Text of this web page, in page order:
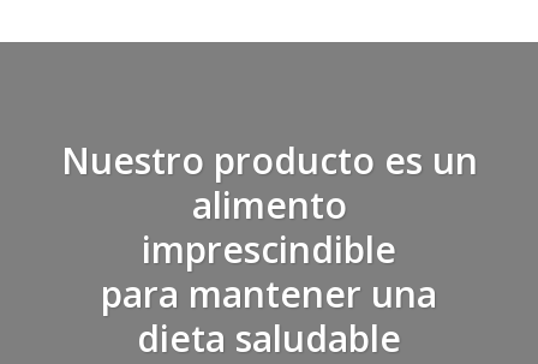
Nuestro producto es un
alimento
imprescindible
para mantener una
dieta saludable